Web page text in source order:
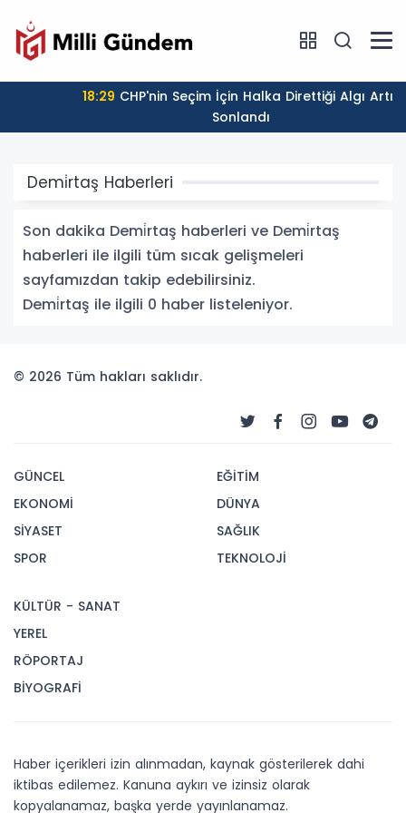
18:29CHP'nin Seçim İçin Halka Direttiği Algı Artık
Sonlandı
Demi̇rtaş Haberleri
Son dakika Demi̇rtaş haberleri ve Demi̇rtaş
haberleri ile ilgili tüm sıcak gelişmeleri
sayfamızdan takip edebilirsiniz.
Demi̇rtaş ile ilgili 0 haber listeleniyor.
© 2026 Tüm hakları saklıdır.
GÜNCEL
EKONOMİ
SİYASET
SPOR
EĞİTİM
DÜNYA
SAĞLIK
TEKNOLOJİ
KÜLTÜR - SANAT
YEREL
RÖPORTAJ
BİYOGRAFİ
Haber içerikleri izin alınmadan, kaynak gösterilerek dahi
iktibas edilemez. Kanuna aykırı ve izinsiz olarak
kopyalanamaz, başka yerde yayınlanamaz.